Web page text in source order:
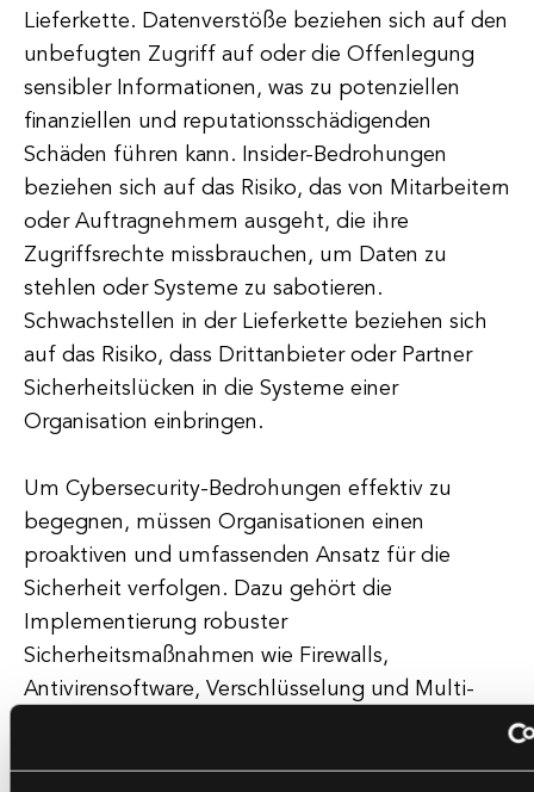
Lieferkette. Datenverstöße beziehen sich auf den
unbefugten Zugriff auf oder die Offenlegung
sensibler Informationen, was zu potenziellen
finanziellen und reputationsschädigenden
Schäden führen kann. Insider-Bedrohungen
beziehen sich auf das Risiko, das von Mitarbeitern
oder Auftragnehmern ausgeht, die ihre
Zugriffsrechte missbrauchen, um Daten zu
stehlen oder Systeme zu sabotieren.
Schwachstellen in der Lieferkette beziehen sich
auf das Risiko, dass Drittanbieter oder Partner
Sicherheitslücken in die Systeme einer
Organisation einbringen.
Um Cybersecurity-Bedrohungen effektiv zu
begegnen, müssen Organisationen einen
proaktiven und umfassenden Ansatz für die
Sicherheit verfolgen. Dazu gehört die
Implementierung robuster
Sicherheitsmaßnahmen wie Firewalls,
Antivirensoftware, Verschlüsselung und Multi-